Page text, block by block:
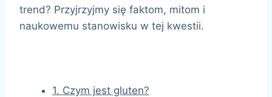
trend? Przyjrzyjmy się faktom, mitom i
naukowemu stanowisku w tej kwestii.
1. Czym jest gluten?